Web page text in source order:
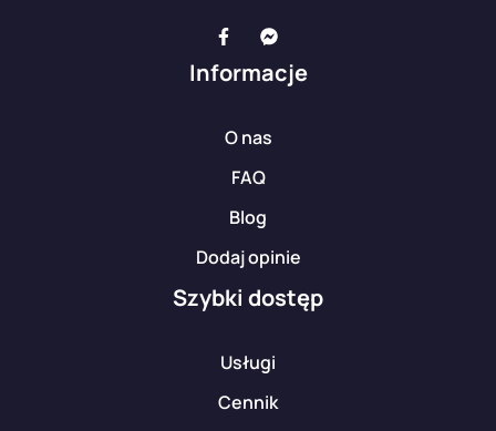
Informacje
O nas
FAQ
Blog
Dodaj opinie
Szybki dostęp
Usługi
Cennik